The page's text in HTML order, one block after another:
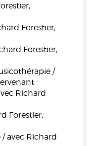
Forestier,
Forestier,
/
Richard
Forestier,
avec Richard